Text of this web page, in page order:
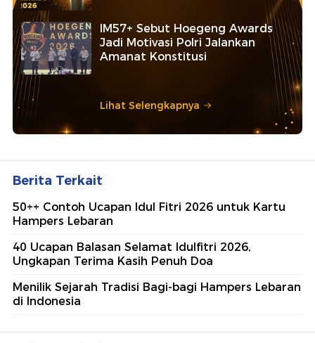
IM57+ Sebut Hoegeng Awards
Jadi Motivasi Polri Jalankan
Amanat Konstitusi
Lihat Selengkapnya
Berita Terkait
50++ Contoh Ucapan Idul Fitri 2026 untuk Kartu
Hampers Lebaran
40 Ucapan Balasan Selamat Idulfitri 2026,
Ungkapan Terima Kasih Penuh Doa
Menilik Sejarah Tradisi Bagi-bagi Hampers Lebaran
di Indonesia